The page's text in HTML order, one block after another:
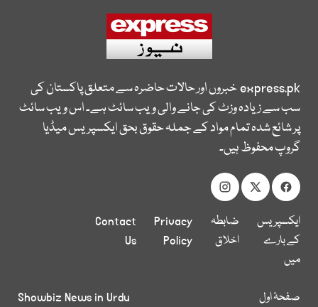
express.pkخبروں اور حالات حاضرہ سے متعلق پاکستان کی
سب سے زیادہ وزٹ کی جانے والی ویب سائٹ ہے۔ اس ویب سائٹ
پر شائع شدہ تمام مواد کے جملہ حقوق بحق ایکسپریس میڈیا
گروپ محفوظ ہیں۔
ایکسپریس
کے بارے
میں
ضابطہ
اخلاق
Privacy
Policy
Contact
Us
صفحۂ اول
Showbiz News in Urdu